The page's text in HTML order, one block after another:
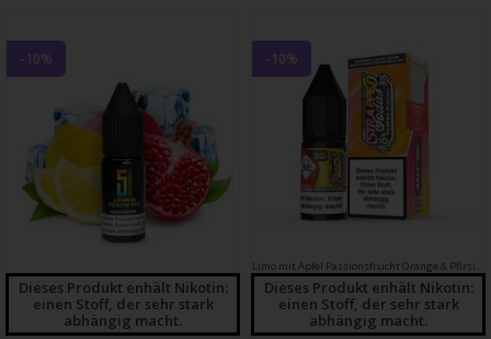
-10%
Dieses Produkt enhält Nikotin:
einen Stoff, der sehr stark
abhängig macht.
-10%
Limo mit Apfel Passionsfrucht Orange & Pfirsich
Dieses Produkt enhält Nikotin:
einen Stoff, der sehr stark
abhängig macht.